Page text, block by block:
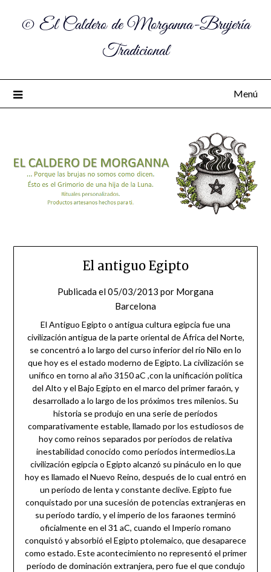
© El Caldero de Morganna-Brujería
Tradicional
Menú
El antiguo Egipto
Publicada el05/03/2013 por Morgana
Barcelona
El Antiguo Egipto o antigua cultura egipcia fue una
civilización antigua de la parte oriental de África del Norte,
se concentró a lo largo del curso inferior del río Nilo en lo
que hoy es el estado moderno de Egipto. La civilización se
unifico en torno al año 3150 aC ,con la unificación política
del Alto y el Bajo Egipto en el marco del primer faraón, y
desarrollado a lo largo de los próximos tres milenios. Su
historia se produjo en una serie de períodos
comparativamente estable, llamado por los estudiosos de
hoy como reinos separados por períodos de relativa
inestabilidad conocido como períodos intermedios.La
civilización egipcia o Egipto alcanzó su pináculo en lo que
hoy es llamado el Nuevo Reino, después de lo cual entró en
un período de lenta y constante declive. Egipto fue
conquistado por una sucesión de potencias extranjeras en
su período tardío, y el imperio de los faraones terminó
oficialmente en el 31 aC, cuando el Imperio romano
conquistó y absorbió el Egipto ptolemaico, que desaparece
como estado. Este acontecimiento no representó el primer
período de dominación extranjera, pero fue el que condujo